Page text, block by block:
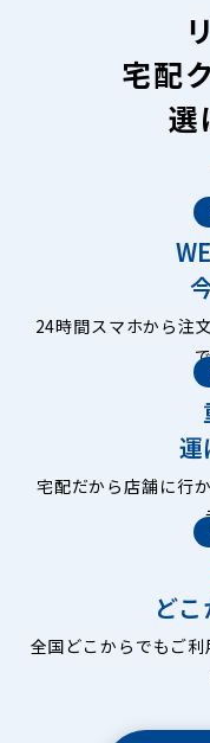
宅配
選
24時間スマホから注
運
宅配だから店舗に行
ど
全国どこからでもご